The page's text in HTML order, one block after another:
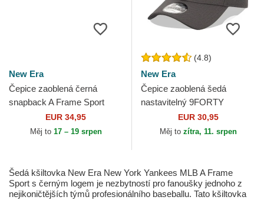
New Era
Čepice zaoblená černá
snapback A Frame Sport
Seattle Mariners MLB New
EUR 34,95
Měj to 17 – 19 srpen
(4.8)
New Era
Čepice zaoblená šedá
nastavitelný 9FORTY
Diamond Era New York
Yankees MLB New Era
EUR 30,95
Měj to zítra, 11. srpen
Šedá kšiltovka New Era New York Yankees MLB A Frame
Sport s černým logem je nezbytností pro fanoušky jednoho z
nejikoničtějších týmů profesionálního baseballu. Tato kšiltovka